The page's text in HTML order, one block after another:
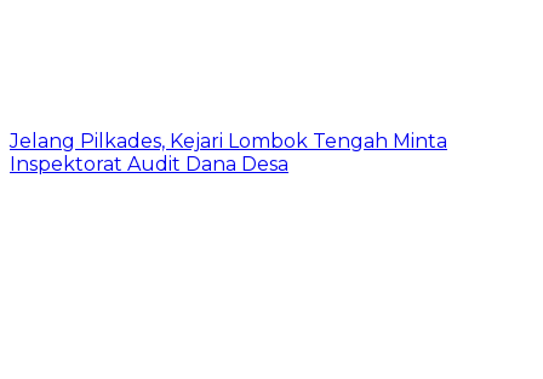
Jelang Pilkades, Kejari Lombok Tengah Minta
Inspektorat Audit Dana Desa